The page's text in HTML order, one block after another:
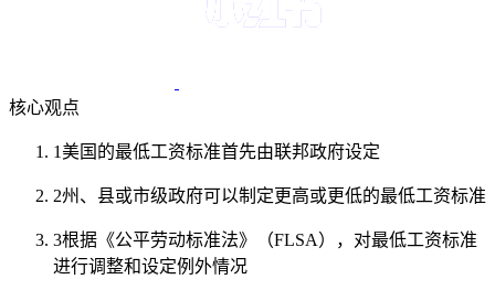
核心观点
1美国的最低工资标准首先由联邦政府设定
2州、县或市级政府可以制定更高或更低的最低工资标准
3根据《公平劳动标准法》（FLSA），对最低工资标准
进行调整和设定例外情况